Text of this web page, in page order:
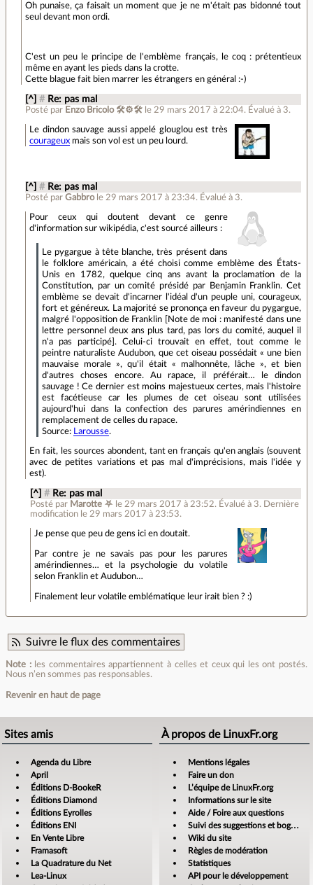
Oh punaise, ça faisait un moment que je ne m'était pas bidonné tout
seul devant mon ordi.
C'est un peu le principe de l'emblème français, le coq : prétentieux
même en ayant les pieds dans la crotte.
Cette blague fait bien marrer les étrangers en général :-)
[^] # Re: pas mal
Posté par Enzo Bricolo 🛠⚙🛠 le 29 mars 2017 à 22:04. Évalué à 3.
Le dindon sauvage aussi appelé glouglou est très
courageux mais son vol est un peu lourd.
[^] # Re: pas mal
Posté parGabbro le 29 mars 2017 à 23:34. Évalué à 3.
Pour ceux qui doutent devant ce genre
d'information sur wikipédia, c'est sourcé ailleurs :
Le pygargue à tête blanche, très présent dans
le folklore américain, a été choisi comme emblème des États-
Unis en 1782, quelque cinq ans avant la proclamation de la
Constitution, par un comité présidé par Benjamin Franklin. Cet
emblème se devait d'incarner l'idéal d'un peuple uni, courageux,
fort et généreux. La majorité se prononça en faveur du pygargue,
malgré l'opposition de Franklin [Note de moi : manifesté dans une
lettre personnel deux ans plus tard, pas lors du comité, auquel il
n'a pas participé]. Celui-ci trouvait en effet, tout comme le
peintre naturaliste Audubon, que cet oiseau possédait « une bien
mauvaise morale », qu'il était « malhonnête, lâche », et bien
d'autres choses encore. Au rapace, il préférait… le dindon
sauvage ! Ce dernier est moins majestueux certes, mais l'histoire
est facétieuse car les plumes de cet oiseau sont utilisées
aujourd'hui dans la confection des parures amérindiennes en
remplacement de celles du rapace.
Source:
Larousse.
En fait, les sources abondent, tant en français qu'en anglais (souvent
avec de petites variations et pas mal d'imprécisions, mais l'idée y
est).
[^] # Re: pas mal
Posté par Marotte ⛧ le 29 mars 2017 à 23:52. Évalué à 3. Dernière
modification le 29 mars 2017 à 23:53.
Je pense que peu de gens ici en doutait.
Par contre je ne savais pas pour les parures
amérindiennes… et la psychologie du volatile
selon Franklin et Audubon…
Finalement leur volatile emblématique leur irait bien ? :)
Suivre le flux des commentaires
Note :les commentaires appartiennent à celles et ceux qui les ont postés.
Nous n’en sommes pas responsables.
Revenir en haut de page
Sites amis
Agenda du Libre
April
Éditions D-BookeR
Éditions Diamond
Éditions Eyrolles
Éditions ENI
En Vente Libre
Framasoft
La Quadrature du Net
Lea-Linux
À propos de LinuxFr.org
Mentions légales
Faire un don
L’équipe de LinuxFr.org
Informations sur le site
Aide / Foire aux questions
Suivi des suggestions et bogues
Wiki du site
Règles de modération
Statistiques
API pour le développement